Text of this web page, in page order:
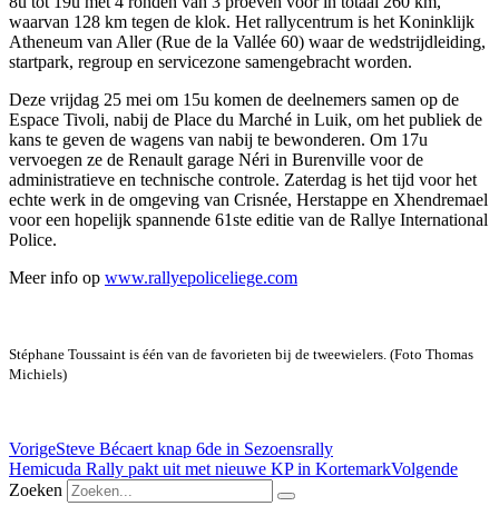
waarvan 128 km tegen de klok. Het rallycentrum is het Koninklijk
Atheneum van Aller (Rue de la Vallée 60) waar de wedstrijdleiding,
startpark, regroup en servicezone samengebracht worden.
Deze vrijdag 25 mei om 15u komen de deelnemers samen op de
Espace Tivoli, nabij de Place du Marché in Luik, om het publiek de
kans te geven de wagens van nabij te bewonderen. Om 17u
vervoegen ze de Renault garage Néri in Burenville voor de
administratieve en technische controle. Zaterdag is het tijd voor het
echte werk in de omgeving van Crisnée, Herstappe en Xhendremael
voor een hopelijk spannende 61ste editie van de Rallye International
Police.
Meer info op www.rallyepoliceliege.com
Stéphane Toussaint is één van de favorieten bij de tweewielers. (Foto Thomas
Michiels)
VorigeSteve Bécaert knap 6de in Sezoensrally
Hemicuda Rally pakt uit met nieuwe KP in KortemarkVolgende
Zoeken